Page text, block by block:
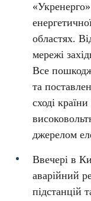
областях.
мережі
Все
та
сході
джерелом
Ввечері в
аварійний
підстанцій